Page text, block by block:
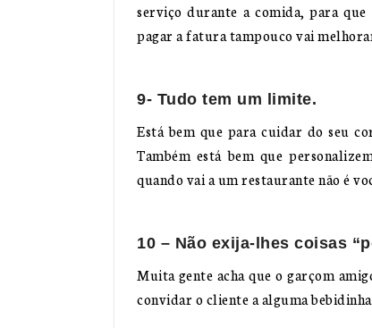
serviço durante a comida, para
pagar a fatura tampouco vai
9- Tudo tem um limite.
Está bem que para cuidar do seu
Também está bem que
quando vai a um restaurante não é
10 – Não exija-lhes coisas
Muita gente acha que o garçom
convidar o cliente a alguma bebidinha